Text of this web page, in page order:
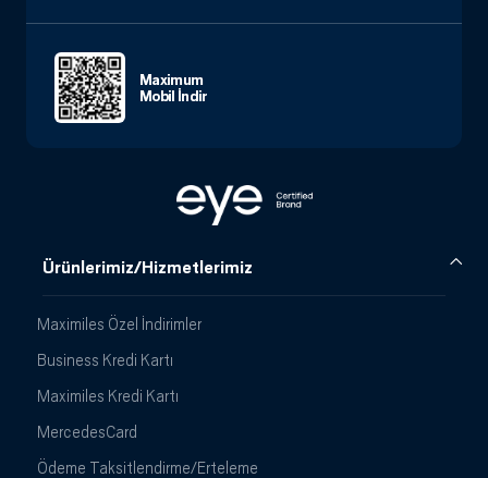
Ürünlerimiz/Hizmetlerimiz
Maximiles Özel İndirimler
Business Kredi Kartı
Maximiles Kredi Kartı
MercedesCard
Ödeme Taksitlendirme/Erteleme
Maximum
Mobil İndir